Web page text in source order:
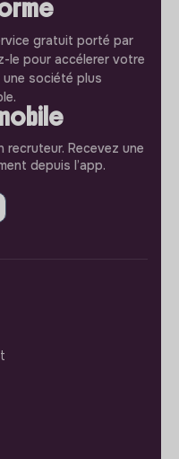
gratuit porté par
le pour accélerer votre
société plus
recruteur. Recevez une
depuis l’app.